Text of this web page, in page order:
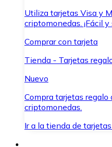
Utiliza tarjetas Visa y
criptomonedas. ¡Fácil y
Comprar con tarjeta
Tienda - Tarjetas
Nuevo
Compra tarjetas
criptomonedas.
Ir a la tienda de